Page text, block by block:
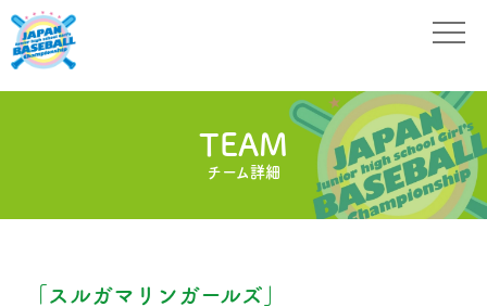
TEAM
チーム詳細
「スルガマリンガールズ」